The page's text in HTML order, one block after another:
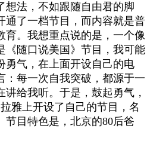
想法，不如跟随自由君的脚
通了一档节目，而内容就是普
育。我想重点说的是，一个像
《随口说美国》节目，我可能
勇气，在上面开设自己的电
：每一次自我突破，都源于一
给我听。于是，鼓起勇气，
雅上开设了自己的节目，名
节目特色是，北京的80后爸